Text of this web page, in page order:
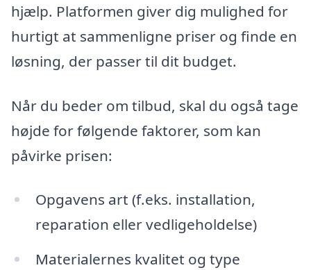
hjælp. Platformen giver dig mulighed for
hurtigt at sammenligne priser og finde en
løsning, der passer til dit budget.
Når du beder om tilbud, skal du også tage
højde for følgende faktorer, som kan
påvirke prisen:
Opgavens art (f.eks. installation,
reparation eller vedligeholdelse)
Materialernes kvalitet og type